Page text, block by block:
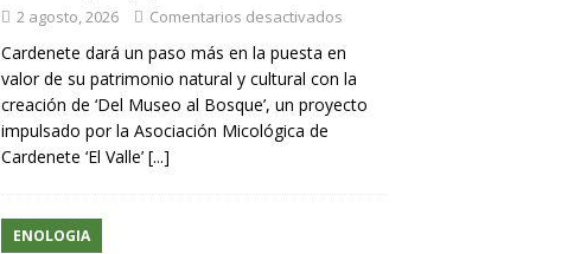
2 agosto, 2026 Comentarios desactivados
Cardenete dará un paso más en la puesta en
valor de su patrimonio natural y cultural con la
creación de ‘Del Museo al Bosque’, un proyecto
impulsado por la Asociación Micológica de
Cardenete ‘El Valle’ [...]
ENOLOGIA